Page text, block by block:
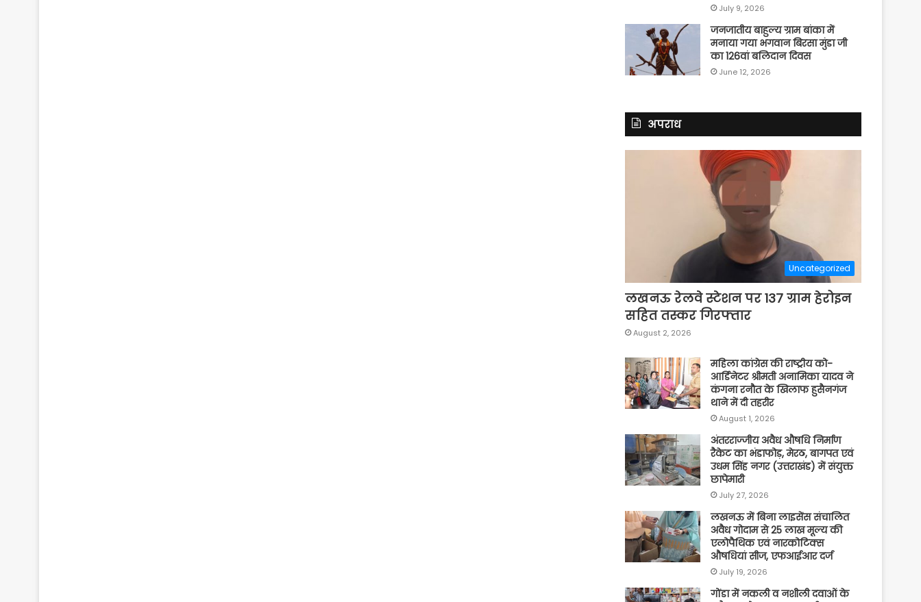
July 9, 2026
जनजातीय बाहुल्य ग्राम बांका में
मनाया गया भगवान बिरसा मुंडा जी
का 126वां बलिदान दिवस
June 12, 2026
अपराध
Uncategorized
लखनऊ रेलवे स्टेशन पर 137 ग्राम हेरोइन
सहित तस्कर गिरफ्तार
August 2, 2026
महिला कांग्रेस की राष्ट्रीय को-
आर्डिनेटर श्रीमती अनामिका यादव ने
कंगना रनौत के खिलाफ हुसैनगंज
थाने में दी तहरीर
August 1, 2026
अंतरराज्जीय अवैध औषधि निर्माण
रैकेट का भंडाफोड़, मेरठ, बागपत एवं
उधम सिंह नगर (उत्तराखंड) में संयुक्त
छापेमारी
July 27, 2026
लखनऊ में बिना लाइसेंस संचालित
अवैध गोदाम से 25 लाख मूल्य की
एलोपैथिक एवं नारकोटिक्स
औषधियां सीज, एफआईआर दर्ज
July 19, 2026
गोंडा में नकली व नशीली दवाओं के